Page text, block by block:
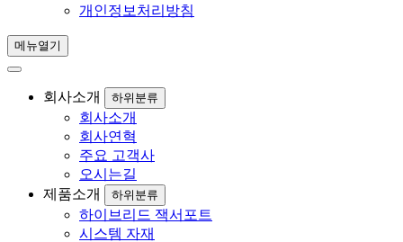
개인정보처리방침
메뉴열기
회사소개 하위분류
회사소개
회사연혁
주요 고객사
오시는길
제품소개
하위분류
하이브리드 잭서포트
시스템 자재